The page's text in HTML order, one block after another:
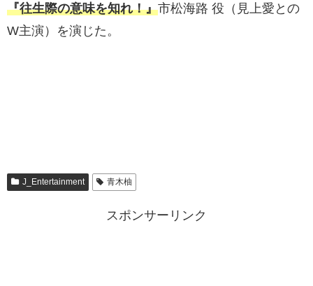
『往生際の意味を知れ！』市松海路 役（見上愛との
W主演）を演じた。
J_Entertainment 青木柚
スポンサーリンク